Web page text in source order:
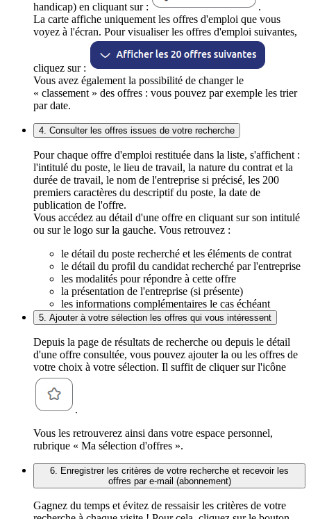
handicap) en cliquant sur :
.
La carte affiche uniquement les offres d'emploi que vous
voyez à l'écran. Pour visualiser les offres d'emploi suivantes,
cliquez sur :
Vous avez également la possibilité de changer le
« classement » des offres : vous pouvez par exemple les trier
par date.
4. Consulter les offres issues de votre recherche
Pour chaque offre d'emploi restituée dans la liste, s'affichent :
l'intitulé du poste, le lieu de travail, la nature du contrat et la
durée de travail, le nom de l'entreprise si précisé, les 200
premiers caractères du descriptif du poste, la date de
publication de l'offre.
Vous accédez au détail d'une offre en cliquant sur son intitulé
ou sur le logo sur la gauche. Vous retrouvez :
le détail du poste recherché et les éléments de contrat
le détail du profil du candidat recherché par l'entreprise
les modalités pour répondre à cette offre
la présentation de l'entreprise (si présente)
les informations complémentaires le cas échéant
5. Ajouter à votre sélection les offres qui vous intéressent
Depuis la page de résultats de recherche ou depuis le détail
d'une offre consultée, vous pouvez ajouter la ou les offres de
votre choix à votre sélection. Il suffit de cliquer sur l'icône
.
Vous les retrouverez ainsi dans votre espace personnel,
rubrique « Ma sélection d'offres ».
6. Enregistrer les critères de votre recherche et recevoir les
offres par e-mail (abonnement)
Gagnez du temps et évitez de ressaisir les critères de votre